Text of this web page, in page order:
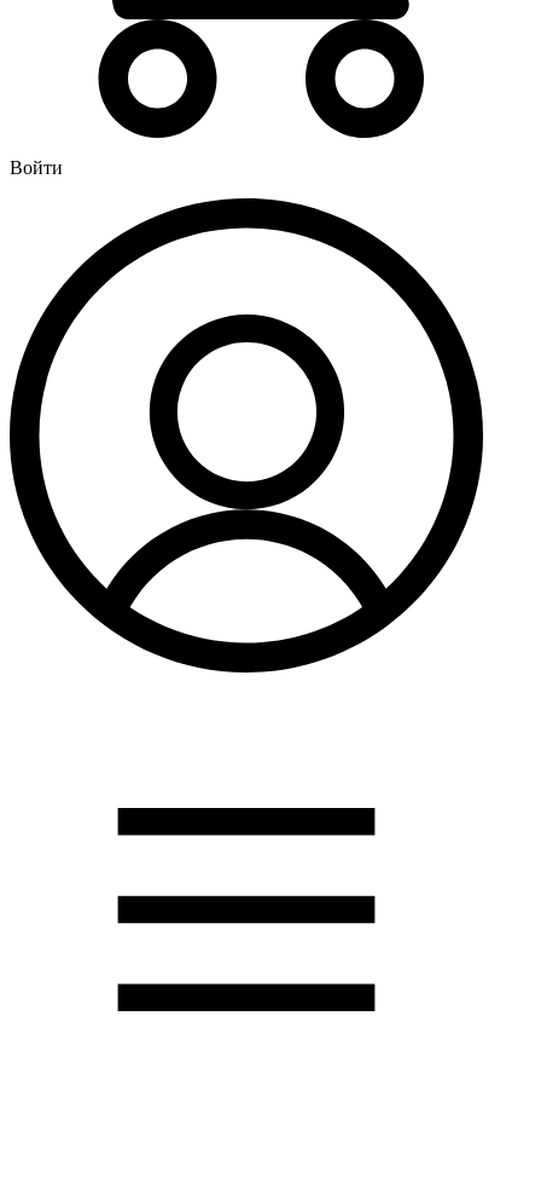
Войти
Газовые водонагреватели
Электрические водонагреватели накопительные
Магистральные фильтры для воды
Фильтры для воды под мойку
Водоснабжение
Кран шаровый
Крепеж для монтажных труб
Металлопластиковые трубы и фитинги (обжим евростандарт)
Развернуть
Душевые кабины и комплектующие
Душевые двери
Душевые кабины
Душевые перегородки
(2)
Задвижки и комплектующие
Канализационная труба и фитинги полипропилен (ПП)